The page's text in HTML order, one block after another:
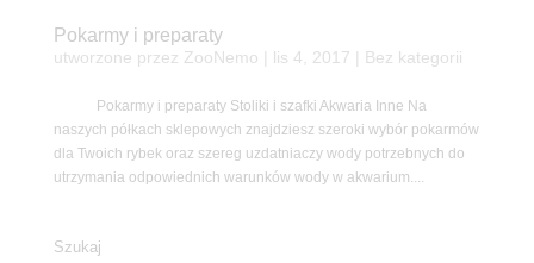
Pokarmy i preparaty
utworzone przez ZooNemo lis 4, 2017 | Bez kategorii
Pokarmy i preparaty Stoliki i szafki Akwaria Inne Na
naszych półkach sklepowych znajdziesz szeroki wybór pokarmów
dla Twoich rybek oraz szereg uzdatniaczy wody potrzebnych do
utrzymania odpowiednich warunków wody w akwarium....
Szukaj